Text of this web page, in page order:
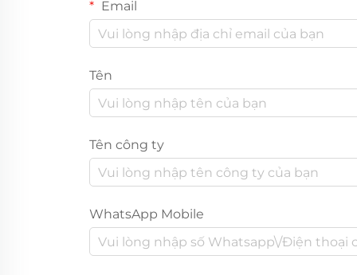
Email
Tên
Tên công ty
WhatsApp Mobile